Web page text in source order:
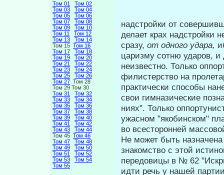
Том 01
Том 02
Том 03
Том 04
Том 05
Том 06
Том 07
Том 08
Том 09
Том 10
Том 11
Том 12
Том 13
Том 14
Том 15 Том 16
Том 17
Том 18
Том 19
Том 20
Том 21
Том 22
Том 23
Том 24
Том 25
Том 26
Том 27 Том 28
Том 29 Том 30
Том 31
Том 32
Том 33
Том 34
Том 35
Том 36
Том 37
Том 38
Том 39
Том 40
Том 41
Том 42
Том 43
Том 44
Том 45 Том 46
Том 47
Том 48
Том 49
Том 50
Том 51
Том 52
Том 53
Том 54
Том 55
надстройки от
делает крах надстройки
сразу, от одного уда­ра,
царизму сотню ударов, и
неизвестно. Только
филистерство на
практически способы
свои гимназические
ниях". Только
ужасном "якобинском"
во всесторонней
Не может быть
знакомство с этой
передовицы в № 62
идти речь у нашей